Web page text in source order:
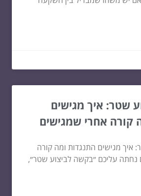
שטר: איך מגישים
קורה אחרי שמגישים
איך מגישים התנגדות ומה קורה
נחתה עליכם ״בקשה לביצוע שטר״,